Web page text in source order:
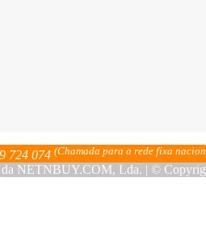
724 074 (Chamada para a rede fixa
NETNBUY.COM, Lda. | ©